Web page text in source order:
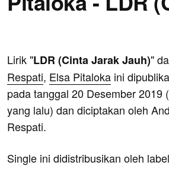
Lirik "LDR (Cinta Jarak Jauh)"
Respati, Elsa Pitaloka ini
pada tanggal 20 Desember 2019
yang lalu) dan diciptakan oleh
Respati.
Single ini didistribusikan oleh